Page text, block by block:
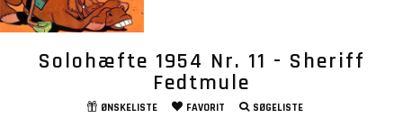
Solohæfte 1954 Nr. 11 - Sheriff
Fedtmule
ØNSKELISTE FAVORIT SØGELISTE